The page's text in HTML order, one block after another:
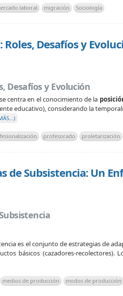
laboral migración Sociología
Desafíos y
Desafíos y Evolución
centra en el conocimiento de la
educativo), considerando la
profesorado proletarización
de Subsistencia: Un
es el conjunto de estrategias de
básicos (cazadores-recolectores).
medios de producción modos de producción